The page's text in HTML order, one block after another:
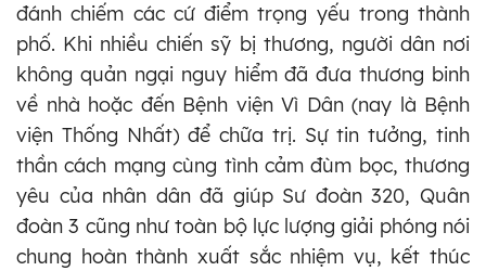
đánh chiếm các cứ điểm trọng yếu trong thành
phố. Khi nhiều chiến sỹ bị thương, người dân nơi
không quản ngại nguy hiểm đã đưa thương binh
về nhà hoặc đến Bệnh viện Vì Dân (nay là Bệnh
viện Thống Nhất) để chữa trị. Sự tin tưởng, tinh
thần cách mạng cùng tình cảm đùm bọc, thương
yêu của nhân dân đã giúp Sư đoàn 320, Quân
đoàn 3 cũng như toàn bộ lực lượng giải phóng nói
chung hoàn thành xuất sắc nhiệm vụ, kết thúc